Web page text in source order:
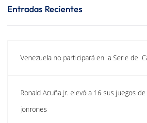
Entradas Recientes
Venezuela no participará en la Serie del
Ronald Acuña Jr. elevó a 16 sus juegos
jonrones